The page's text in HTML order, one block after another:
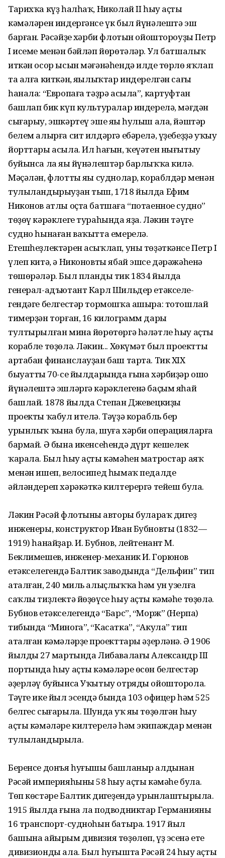
Тарихҡа күҙ һалһаҡ, Николай II һыу аҫты
кәмәләрен индергәнсе үк был йүнәлештә эш
барған. Рәсәйҙең хәрби флотын ойоштороуҙы Петр
I исеме менән бәйләп йөрөтәләр. Ул батшалыҡ
иткән осор ысын мәғәнәһендә илдең төрлө яҡлап
та алға киткән, яңылыҡтар индерелгән сағы
һанала: “Европаға тәҙрә асыла”, картуфтан
башлап бик күп культуралар индерелә, мәғдән
сығарыу, эшкәртеү эше яңы һулыш ала, йәштәр
белем алырға сит илдәргә ебәрелә, үҙебеҙҙә уҡыу
йорттары асыла. Ил һағын, ҡеүәтен нығытыу
буйынса ла яңы йүнәлештәр барлыҡҡа килә.
Мәҫәлән, флотты яңы суднолар, кораблдәр менән
тулыландырыуҙан тыш, 1718 йылда Ефим
Никонов атлы оҫта батшаға “потаенное судно”
төҙөү кәрәклеге тураһында яҙа. Ләкин тәүге
судно һынаған ваҡытта емерелә.
Етешһеҙлектәрен асыҡлап, уны төҙәткәнсе Петр I
үлеп китә, ә Никоновты ябай эшсе дәрәжәһенә
төшө­рәләр. Был планды тик 1834 йылда
генерал-адъютант Карл Шильдер етәкселе­
гендәге белгестәр тормошҡа ашыра: тотошлай
тимерҙән торған, 16 килограмм да­ры
тултырылған мина йөрөтөргә һәләтле һыу аҫты
корабле төҙөлә. Ләкин... Хөкүмәт был проектты
артабан финанслауҙан баш тарта. Тик ХIХ
быуаттың 70-се йылдарында ғына хәрбиҙәр ошо
йүнәлештә эшләргә кәрәклегенә баҫым яһай
башлай. 1878 йылда Степан Джевецкиҙың
проекты ҡабул ителә. Тәүҙә корабль бер
урынлыҡ ҡына була, шуға хәрби операцияларға
бармай. Ә бына икенсеһендә дүрт кешелек
ҡарала. Был һыу аҫты кәмәһен матростар аяҡ
менән ишеп, велосипед һымаҡ педалде
әйләндереп хәрәкәткә килтерергә тейеш була.
Ләкин Рәсәй флотының авторы булараҡ диңгеҙ
инженеры, конструктор Иван Бубновты (1832—
1919) һанайҙар. И. Бубнов, лейтенант М.
Беклимешев, инженер-механик И. Горюнов
етәкселегендә Балтик заводында “Дельфин” тип
аталған, 240 миль алыҫлыҡҡа һәм ун узелға
саҡлы тиҙлектә йөҙөүсе һыу аҫты кәмәһе төҙөлә.
Бубнов етәкселегендә “Барс”, “Морж” (Нерпа)
тибында “Минога”, “Касатка”, “Акула” тип
аталған кәмәләрҙең проекттары әҙерләнә. Ә 1906
йылдың 27 мартында Либавалағы Александр III
портында һыу аҫты кәмәләре өсөн белгестәр
әҙерләү буйынса Уҡытыу отряды ойошторола.
Тәүге ике йыл эсендә бында 103 офицер һәм 525
белгес сығарыла. Шунда уҡ яңы төҙөлгән һыу
аҫты кәмәләре килтерелә һәм экипаждар менән
тулыландырыла.
Беренсе донъя һуғышы башланыр алдынан
Рәсәй империяһының 58 һыу аҫты кәмәһе була.
Төп көстәре Балтик диңгеҙендә урынлаштырыла.
1915 йылда ғына ла подводниктар Германияның
16 транспорт-судноһын батыра. 1917 йыл
башына айырым дивизия төҙөлөп, үҙ эсенә ете
дивизионды ала. Был һуғышта Рәсәй 24 һыу аҫты